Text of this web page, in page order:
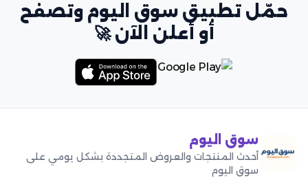
حمّل تطبيق سوق اليوم وتصفح
أو أعلن الآن 🚀
سوق اليوم
أحدث المنتجات والعروض المتجددة بشكل يومي على
سوق اليوم